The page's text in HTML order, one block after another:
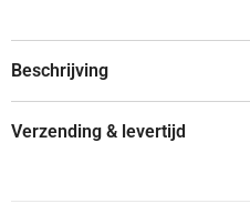
Beschrijving
Verzending & levertijd